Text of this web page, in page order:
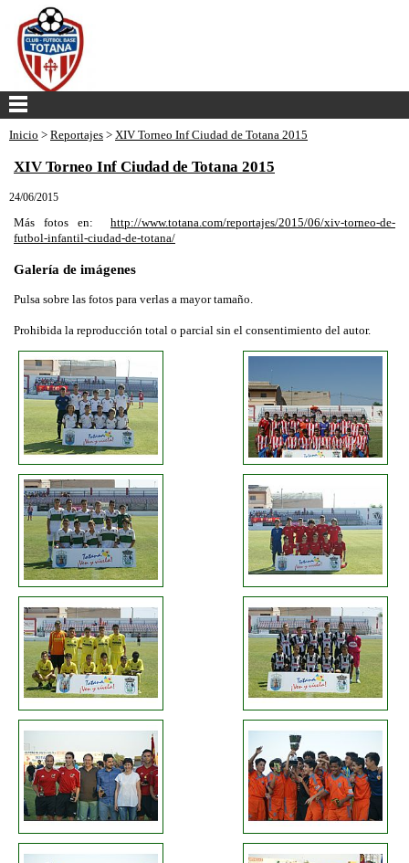
Inicio > Reportajes > XIV Torneo Inf Ciudad de Totana 2015
XIV Torneo Inf Ciudad de Totana 2015
24/06/2015
Más fotos en: http://www.totana.com/reportajes/2015/06/xiv-torneo-de-
futbol-infantil-ciudad-de-totana/
Galería de imágenes
Pulsa sobre las fotos para verlas a mayor tamaño.
Prohibida la reproducción total o parcial sin el consentimiento del autor.